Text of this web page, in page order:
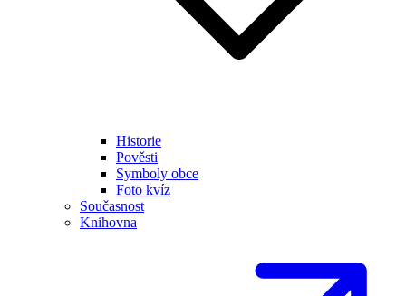
Historie
Pověsti
Symboly obce
Foto kvíz
Současnost
Knihovna